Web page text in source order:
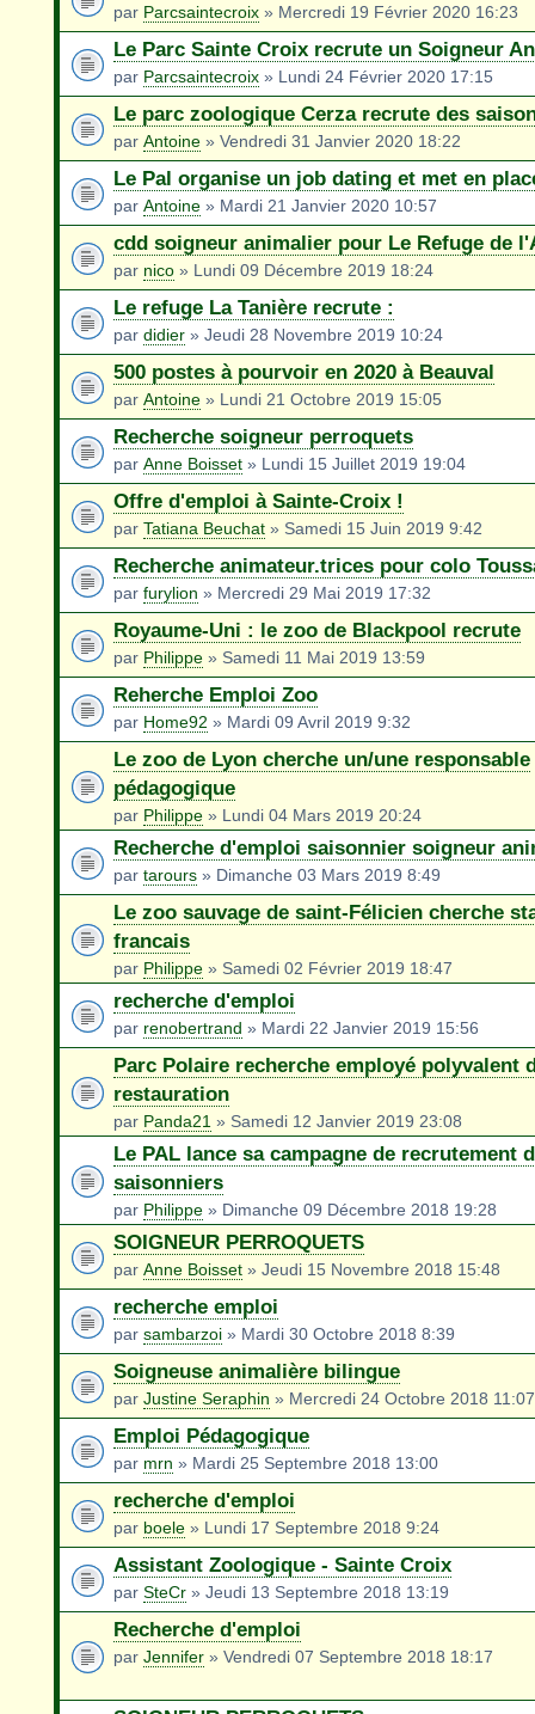
par Parcsaintecroix » Mercredi 19 Février 2020 16:23
Le Parc Sainte Croix recrute un Soigneur
par Parcsaintecroix » Lundi 24 Février 2020 17:15
Le parc zoologique Cerza recrute des
par Antoine » Vendredi 31 Janvier 2020 18:22
Le Pal organise un job dating et met en
par Antoine » Mardi 21 Janvier 2020 10:57
cdd soigneur animalier pour Le Refuge de
par nico » Lundi 09 Décembre 2019 18:24
Le refuge La Tanière recrute :
par didier » Jeudi 28 Novembre 2019 10:24
500 postes à pourvoir en 2020 à Beauval
par Antoine » Lundi 21 Octobre 2019 15:05
Recherche soigneur perroquets
par Anne Boisset » Lundi 15 Juillet 2019 19:04
Offre d'emploi à Sainte-Croix !
par Tatiana Beuchat » Samedi 15 Juin 2019 9:42
Recherche animateur.trices pour colo
par furylion » Mercredi 29 Mai 2019 17:32
Royaume-Uni : le zoo de Blackpool recrute
par Philippe » Samedi 11 Mai 2019 13:59
Reherche Emploi Zoo
par Home92 » Mardi 09 Avril 2019 9:32
Le zoo de Lyon cherche un/une responsable
pédagogique
par Philippe » Lundi 04 Mars 2019 20:24
Recherche d'emploi saisonnier soigneur
par tarours » Dimanche 03 Mars 2019 8:49
Le zoo sauvage de saint-Félicien cherche
francais
par Philippe » Samedi 02 Février 2019 18:47
recherche d'emploi
par renobertrand » Mardi 22 Janvier 2019 15:56
Parc Polaire recherche employé polyvalent
restauration
par Panda21 » Samedi 12 Janvier 2019 23:08
Le PAL lance sa campagne de recrutement
saisonniers
par Philippe » Dimanche 09 Décembre 2018 19:28
SOIGNEUR PERROQUETS
par Anne Boisset » Jeudi 15 Novembre 2018 15:48
recherche emploi
par sambarzoi » Mardi 30 Octobre 2018 8:39
Soigneuse animalière bilingue
par Justine Seraphin » Mercredi 24 Octobre 2018 11:07
Emploi Pédagogique
par mrn » Mardi 25 Septembre 2018 13:00
recherche d'emploi
par boele » Lundi 17 Septembre 2018 9:24
Assistant Zoologique - Sainte Croix
par SteCr » Jeudi 13 Septembre 2018 13:19
Recherche d'emploi
par Jennifer » Vendredi 07 Septembre 2018 18:17